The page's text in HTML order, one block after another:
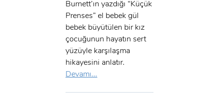
Burnett’ın yazdığı “Küçük
Prenses” el bebek gül
bebek büyütülen bir kız
çocuğunun hayatın sert
yüzüyle karşılaşma
hikayesini anlatır.
Devamı...